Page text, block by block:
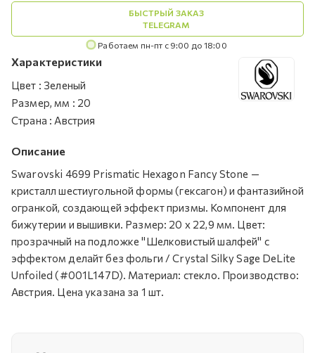
БЫСТРЫЙ ЗАКАЗ
TELEGRAM
Работаем пн-пт с 9:00 до 18:00
Характеристики
Цвет : Зеленый
Размер, мм : 20
Страна : Австрия
Описание
Swarovski 4699 Prismatic Hexagon Fancy Stone —
кристалл шестиугольной формы (гексагон) и фантазийной
огранкой, создающей эффект призмы. Компонент для
бижутерии и вышивки. Размер: 20 х 22,9 мм. Цвет:
прозрачный на подложке "Шелковистый шалфей" c
эффектом делайт без фольги / Crystal Silky Sage DeLite
Unfoiled (#001L147D). Материал: стекло. Производство:
Австрия. Цена указана за 1 шт.